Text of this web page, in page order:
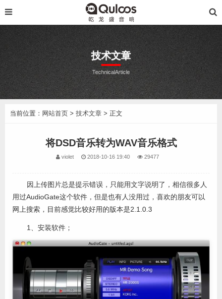
技术文章
TechnicalArticle
当前位置： 网站首页 > 技术文章 > 正文
将DSD音乐转为WAV音乐格式
violet 2018-10-16 19:40 29477
因上传图片总是提示错误，只能用文字说明了，相信很多人
用过AudioGate这个软件，但是也有人没用过，喜欢的朋友可以
网上搜索，目前感觉比较好用的版本是2.1.0.3
1、安装软件；